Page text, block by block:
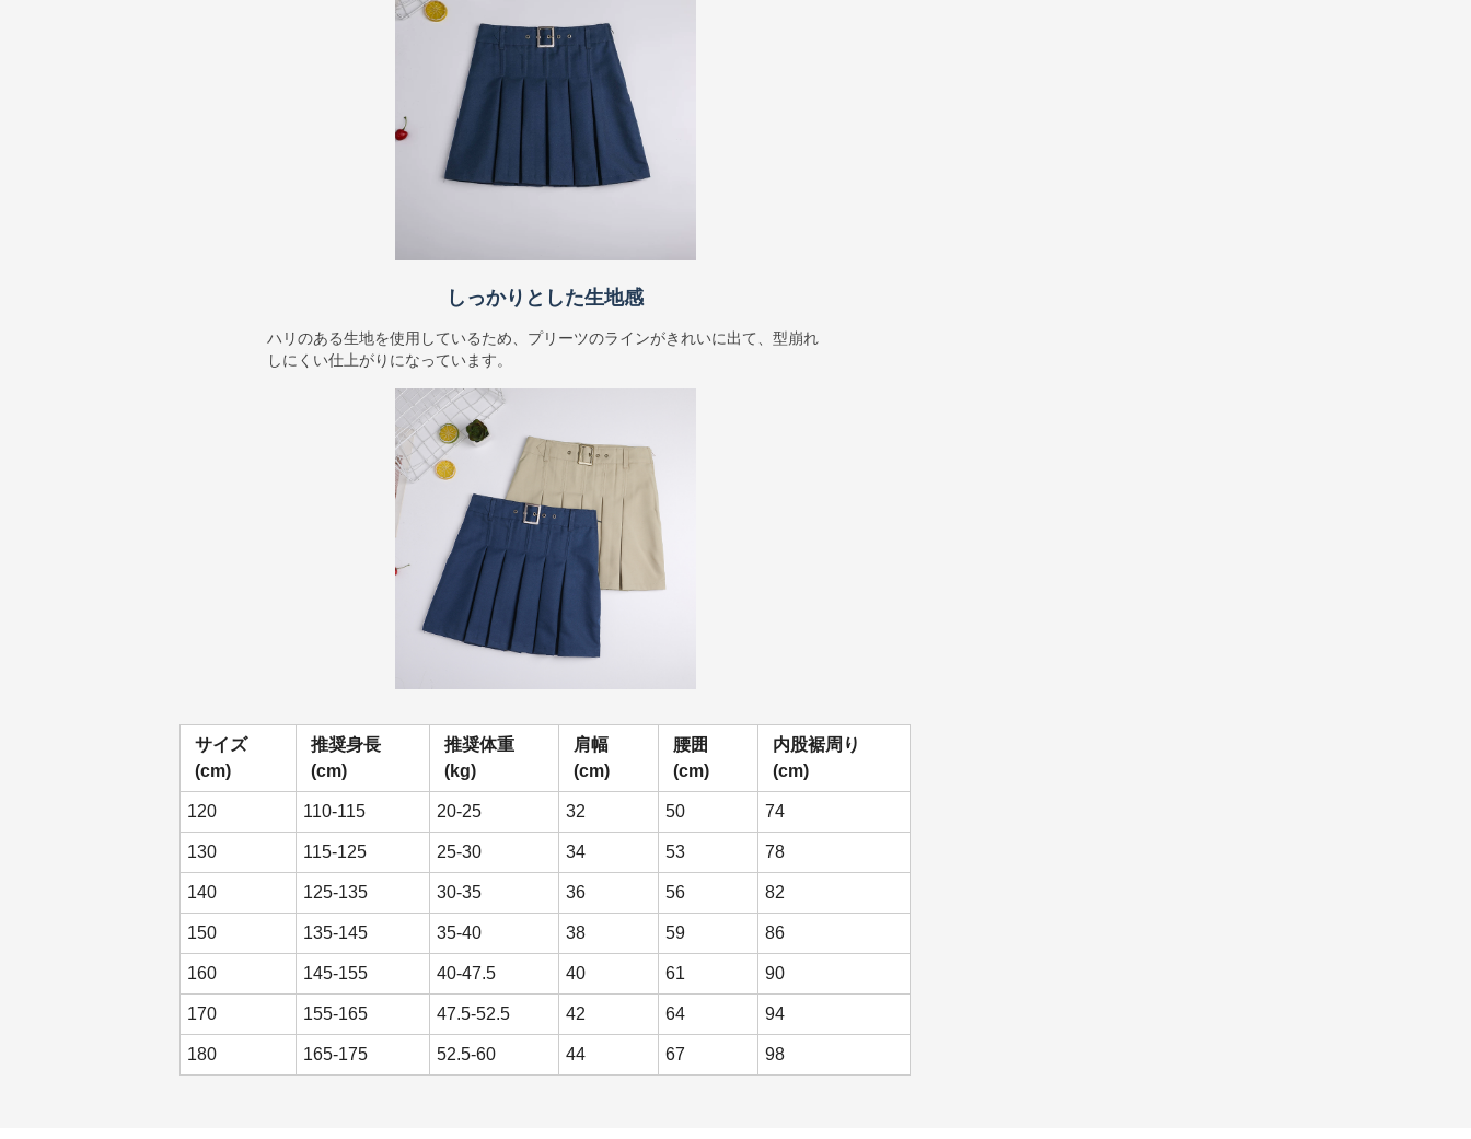
しっかりとした生地感
ハリのある生地を使用しているため、プリーツのラインがきれいに出て、型崩れ
しにくい仕上がりになっています。
サイズ
(cm)
推奨身長
(cm)
推奨体重
(kg)
肩幅
(cm)
腰囲
(cm)
内股裾周り
(cm)
120 110-115 20-25 32 50 74
130 115-125 25-30 34 53 78
140 125-135 30-35 36 56 82
150 135-145 35-40 38 59 86
160 145-155 40-47.5 40 61 90
170 155-165 47.5-52.5 42 64 94
180 165-175 52.5-60 44 67 98